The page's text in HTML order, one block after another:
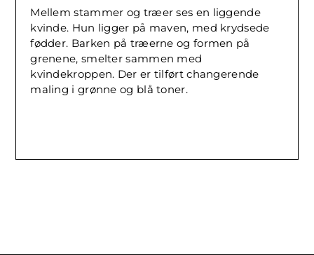
Mellem stammer og træer ses en liggende
kvinde. Hun ligger på maven, med krydsede
fødder. Barken på træerne og formen på
grenene, smelter sammen med
kvindekroppen. Der er tilførtchangerende
maling i grønne og blå toner.